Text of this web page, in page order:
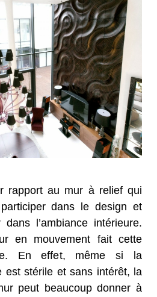
rapport au mur à relief qui
dans le design et
l’ambiance intérieure.
en mouvement fait cette
En effet, même si la
est stérile et sans intérêt, la
peut beaucoup donner à